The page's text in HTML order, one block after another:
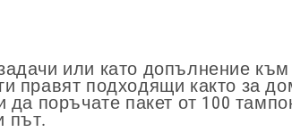
или като допълнение
правят подходящи както за
поръчате пакет от 100
път.